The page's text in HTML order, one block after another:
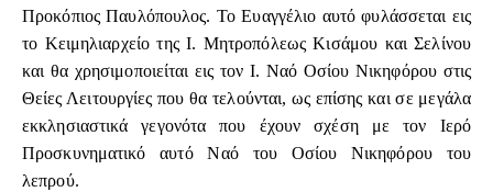
Προκόπιος Παυλόπουλος. Το Ευαγγέλιο αυτό φυλάσσεται εις
το Κειμηλιαρχείο της Ι. Μητροπόλεως Κισάμου και Σελίνου
και θα χρησιμοποιείται εις τον Ι. Ναό Οσίου Νικηφόρου στις
Θείες Λειτουργίες που θα τελούνται, ως επίσης και σε μεγάλα
εκκλησιαστικά γεγονότα που έχουν σχέση με τον Ιερό
Προσκυνηματικό αυτό Ναό του Οσίου Νικηφόρου του
λεπρού.